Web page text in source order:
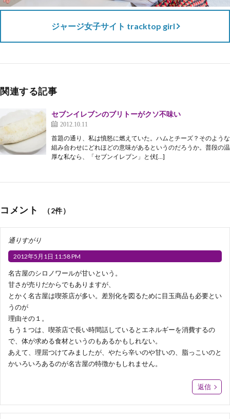
ジャージ女子サイト tracktop girl
関連する記事
セブンイレブンのブリトーがクソ不味い
2012.10.11
首題の通り、私は憤怒に燃えていた。ハムとチーズ？そのような
組み合わせにどれほどの意味があるというのだろうか。普段の温
厚な私なら、「セブンイレブン」と伏[…]
コメント （2件）
通りすがり
2012年5月1日 11:58 PM
名古屋のシロノワールが甘いという。
甘さが売りだからでもありますが、
とかく名古屋は喫茶店が多い。差別化を図るために目玉商品も必要とい
うのが
理由その１。
もう１つは、喫茶店で長い時間話しているとエネルギーを消費するの
で、体が求める食材というのもあるかもしれない。
あえて、理屈つけてみましたが、やたら辛いのや甘いの、脂っこいのと
かいろいろあるのが名古屋の特徴かもしれません。
返信